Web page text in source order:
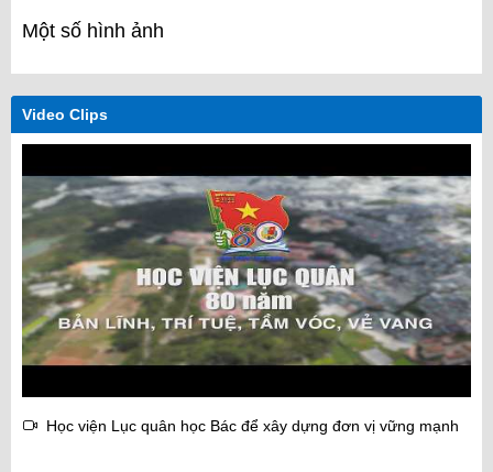
Một số hình ảnh
Video Clips
Học viện Lục quân học Bác để xây dựng đơn vị vững mạnh